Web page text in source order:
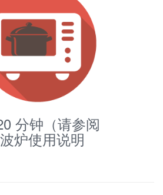
分钟（请参阅
炉使用说明